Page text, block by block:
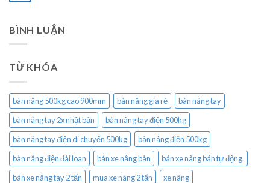
BÌNH LUẬN
TỪ KHÓA
bàn nâng 500kg cao 900mm bàn nâng gía rẻ
bàn nâng tay
bàn nâng tay 2x nhật bản
bàn nâng tay điện 500kg
bàn nâng tay điện di chuyển 500kg
bàn nâng điện 500kg
bàn nâng điện đài loan
bán xe nâng bàn
bán xe nâng bán tự động.
bán xe nâng tay 2 tấn
mua xe nâng 2 tấn
xe nâng